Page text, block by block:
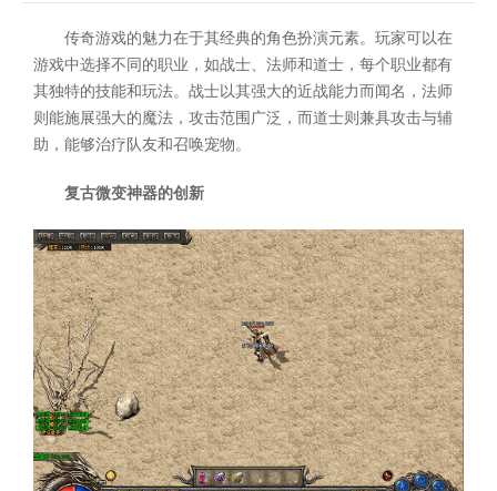
传奇游戏的魅力在于其经典的角色扮演元素。玩家可以在
游戏中选择不同的职业，如战士、法师和道士，每个职业都有
其独特的技能和玩法。战士以其强大的近战能力而闻名，法师
则能施展强大的魔法，攻击范围广泛，而道士则兼具攻击与辅
助，能够治疗队友和召唤宠物。
复古微变神器的创新